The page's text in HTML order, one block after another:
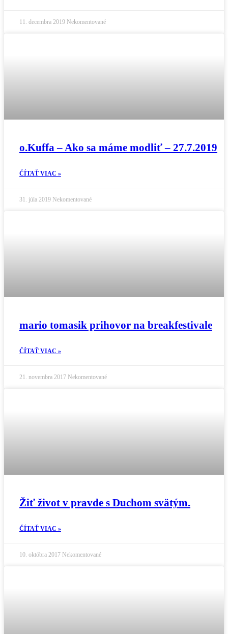
11. decembra 2019 Nekomentované
o.Kuffa – Ako sa máme modliť – 27.7.2019
ČÍTAŤ VIAC »
31. júla 2019 Nekomentované
mario tomasik prihovor na breakfestivale
ČÍTAŤ VIAC »
21. novembra 2017 Nekomentované
Žiť život v pravde s Duchom svätým.
ČÍTAŤ VIAC »
10. októbra 2017 Nekomentované